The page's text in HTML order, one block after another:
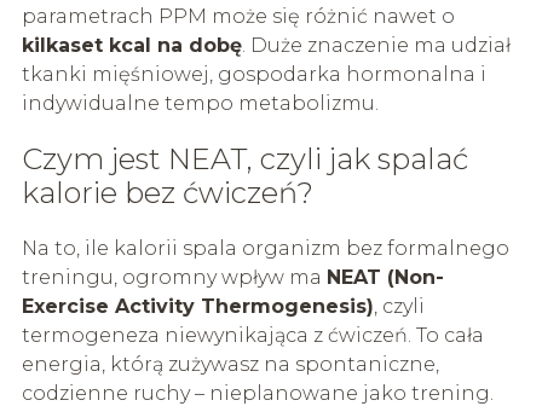
parametrach PPM może się różnić nawet o
kilkaset kcal na dobę. Duże znaczenie ma udział
tkanki mięśniowej, gospodarka hormonalna i
indywidualne tempo metabolizmu.
Czym jest NEAT, czyli jak spalać
kalorie bez ćwiczeń?
Na to, ile kalorii spala organizm bez formalnego
treningu, ogromny wpływ ma NEAT (Non-
Exercise Activity Thermogenesis), czyli
termogeneza niewynikająca z ćwiczeń. To cała
energia, którą zużywasz na spontaniczne,
codzienne ruchy – nieplanowane jako trening.